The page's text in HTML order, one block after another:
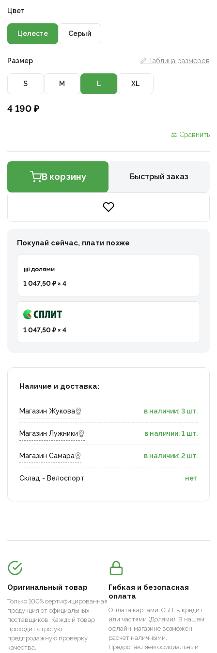
Цвет
Целесте Серый
Размер 📏 Таблица размеров
S M L XL
4 190 ₽
⚖ Сравнить
В корзину Быстрый заказ
Покупай сейчас, плати позже
1 047,50 ₽ × 4
1 047,50 ₽ × 4
Наличие и доставка:
Магазин Жукова в наличии: 3 шт.
Магазин Лужники в наличии: 1 шт.
Магазин Самара в наличии: 2 шт.
Склад - Велоспорт нет
Оригинальный товар
Только 100% сертифицированная
продукция от официальных
поставщиков. Каждый товар
проходит строгую
предпродажную проверку
качества.
Гибкая и безопасная
оплата
Оплата картами, СБП, в кредит
или частями (Долями). В нашем
офлайн-магазине возможен
расчет наличными.
Предоставляем официальный